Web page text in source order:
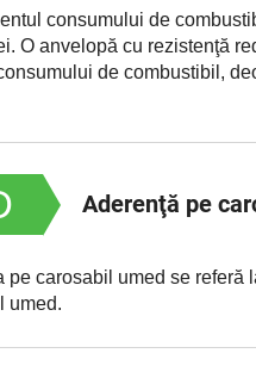
consumului de
O anvelopă cu rezistenţă
de combustibil,
Aderenţă pe
pe carosabil umed se referă
umed.